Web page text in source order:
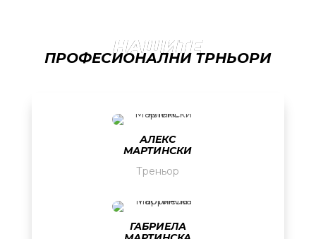
НАШИТЕ
ПРОФЕСИОНАЛНИ ТРНЬОРИ
АЛЕКС
МАРТИНСКИ
Треньор
ГАБРИЕЛА